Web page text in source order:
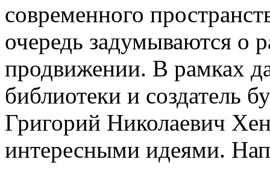
современного
очередь задумываются о
продвижении. В рамках
библиотеки и создатель
Григорий Николаевич
интересными идеями.